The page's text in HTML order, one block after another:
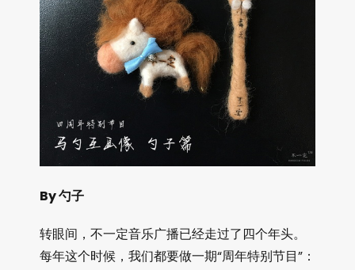
By 勺子
转眼间，不一定音乐广播已经走过了四个年头。
每年这个时候，我们都要做一期“周年特别节目”：